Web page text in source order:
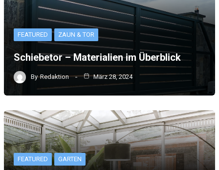
FEATURED ZAUN & TOR
Schiebetor – Materialien im Überblick
By Redaktion März 28, 2024
FEATURED GARTEN